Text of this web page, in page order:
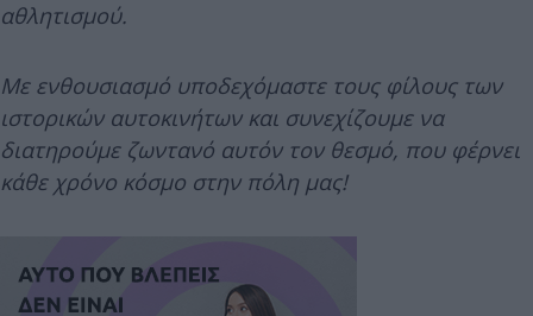
αθλητισμού.
Με ενθουσιασμό υποδεχόμαστε τους φίλους των
ιστορικών αυτοκινήτων και συνεχίζουμε να
διατηρούμε ζωντανό αυτόν τον θεσμό, που φέρνει
κάθε χρόνο κόσμο στην πόλη μας!